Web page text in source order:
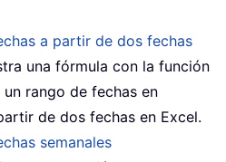
a partir de dos fechas
una fórmula con la función
un rango de fechas en
de dos fechas en Excel.
semanales